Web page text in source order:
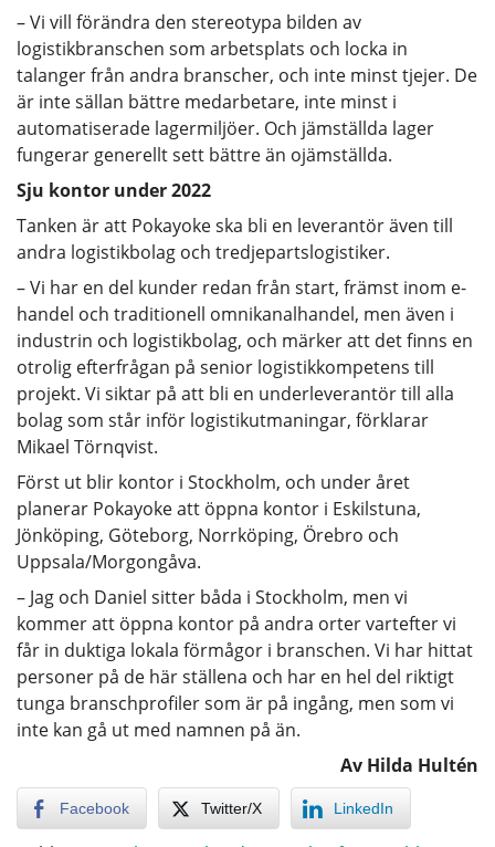
– Vi vill förändra den stereotypa bilden av
logistikbranschen som arbetsplats och locka in
talanger från andra branscher, och inte minst tjejer. De
är inte sällan bättre medarbetare, inte minst i
automatiserade lagermiljöer. Och jämställda lager
fungerar generellt sett bättre än ojämställda.
Sju kontor under 2022
Tanken är att Pokayoke ska bli en leverantör även till
andra logistikbolag och tredjepartslogistiker.
– Vi har en del kunder redan från start, främst inom e-
handel och traditionell omnikanalhandel, men även i
industrin och logistikbolag, och märker att det finns en
otrolig efterfrågan på senior logistikkompetens till
projekt. Vi siktar på att bli en underleverantör till alla
bolag som står inför logistikutmaningar, förklarar
Mikael Törnqvist.
Först ut blir kontor i Stockholm, och under året
planerar Pokayoke att öppna kontor i Eskilstuna,
Jönköping, Göteborg, Norrköping, Örebro och
Uppsala/Morgongåva.
– Jag och Daniel sitter båda i Stockholm, men vi
kommer att öppna kontor på andra orter vartefter vi
får in duktiga lokala förmågor i branschen. Vi har hittat
personer på de här ställena och har en hel del riktigt
tunga branschprofiler som är på ingång, men som vi
inte kan gå ut med namnen på än.
Av Hilda Hultén
Facebook Twitter/X LinkedIn